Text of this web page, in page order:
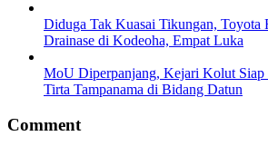
Diduga Tak Kuasai Tikungan, Toyota
Drainase di Kodeoha, Empat Luka
MoU Diperpanjang, Kejari Kolut
Tirta Tampanama di Bidang Datun
Comment